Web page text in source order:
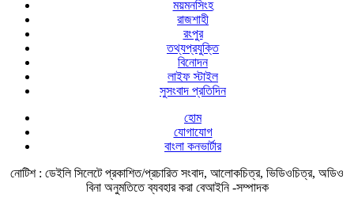
ময়মনসিংহ
রাজশাহী
রংপুর
তথ্যপ্রযুক্তি
বিনোদন
লাইফ স্টাইল
সুসংবাদ প্রতিদিন
হোম
যোগাযোগ
বাংলা কনভার্টার
নোটিশ : ডেইলি সিলেটে প্রকাশিত/প্রচারিত সংবাদ, আলোকচিত্র, ভিডিওচিত্র, অডিও
বিনা অনুমতিতে ব্যবহার করা বেআইনি -সম্পাদক